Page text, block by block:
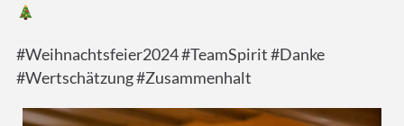
#Weihnachtsfeier2024 #TeamSpirit #Danke
#Wertschätzung #Zusammenhalt